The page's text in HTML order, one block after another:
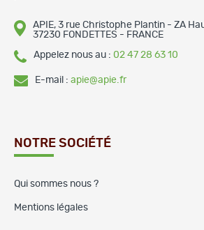
APIE, 3 rue Christophe Plantin - ZA
37230 FONDETTES - FRANCE
Appelez nous au : 02 47 28 63 10
E-mail : apie@apie.fr
NOTRE SOCIÉTÉ
Qui sommes nous ?
Mentions légales